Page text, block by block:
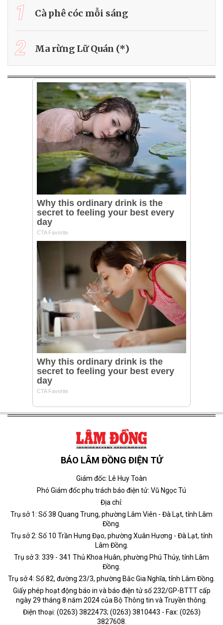
1 Cà phê cóc mỗi sáng
2 Ma rừng Lữ Quán (*)
BÁO LÂM ĐỒNG ĐIỆN TỬ
Giám đốc: Lê Huy Toàn
Phó Giám đốc phụ trách báo điện tử: Vũ Ngọc Tú
Địa chỉ:
Trụ sở 1: Số 38 Quang Trung, phường Lâm Viên - Đà Lạt, tỉnh Lâm
Đồng.
Trụ sở 2: Số 10 Trần Hưng Đạo, phường Xuân Hương - Đà Lạt, tỉnh
Lâm Đồng.
Trụ sở 3: 339 - 341 Thủ Khoa Huân, phường Phú Thủy, tỉnh Lâm
Đồng.
Trụ sở 4: Số 82, đường 23/3, phường Bắc Gia Nghĩa, tỉnh Lâm Đồng.
Giấy phép hoạt động báo in và báo điện tử số 232/GP-BTTT cấp
ngày 29 tháng 8 năm 2024 của Bộ Thông tin và Truyền thông.
Điện thoại: (0263) 3822473; (0263) 3810443 - Fax: (0263)
3827608.